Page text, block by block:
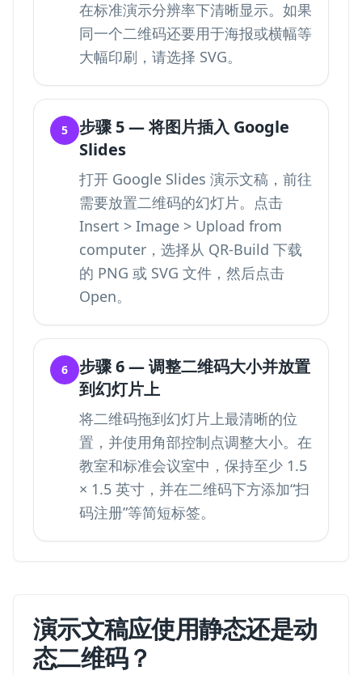
在标准演示分辨率下清晰显示。如果
同一个二维码还要用于海报或横幅等
大幅印刷，请选择 SVG。
5
步骤 5 — 将图片插入 Google
Slides
打开 Google Slides 演示文稿，前往
需要放置二维码的幻灯片。点击
Insert > Image > Upload from
computer，选择从 QR-Build 下载
的 PNG 或 SVG 文件，然后点击
Open。
6
步骤 6 — 调整二维码大小并放置
到幻灯片上
将二维码拖到幻灯片上最清晰的位
置，并使用角部控制点调整大小。在
教室和标准会议室中，保持至少 1.5
× 1.5 英寸，并在二维码下方添加“扫
码注册”等简短标签。
演示文稿应使用静态还是动
态二维码？